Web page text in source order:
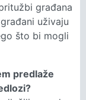
građana
uživaju
što bi mogli
predlaže